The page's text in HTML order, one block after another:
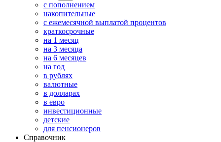
с пополнением
накопительные
с ежемесячной выплатой процентов
краткосрочные
на 1 месяц
на 3 месяца
на 6 месяцев
на год
в рублях
валютные
в долларах
в евро
инвестиционные
детские
для пенсионеров
Справочник